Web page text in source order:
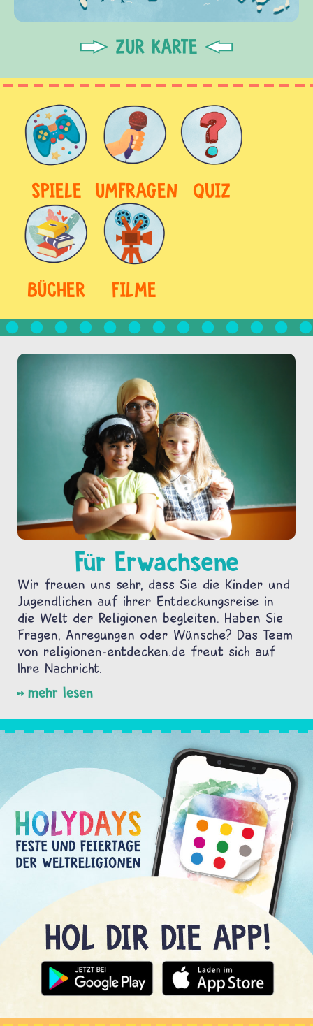
ZUR KARTE
SPIELE UMFRAGEN QUIZ
BÜCHER FILME
Für Erwachsene
Wir freuen uns sehr, dass Sie die Kinder und
Jugendlichen auf ihrer Entdeckungsreise in
die Welt der Religionen begleiten. Haben Sie
Fragen, Anregungen oder Wünsche? Das Team
von religionen-entdecken.de freut sich auf
Ihre Nachricht.
mehr lesen